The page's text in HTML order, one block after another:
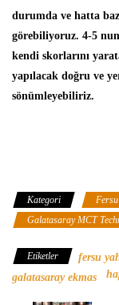
durumda ve hatta
görebiliyoruz. 4-5
kendi skorlarını
yapılacak doğru ve
sönümleyebiliriz.
Kategori
Galatasaray MCT
Etiketler fersu
galatasaray ekmas